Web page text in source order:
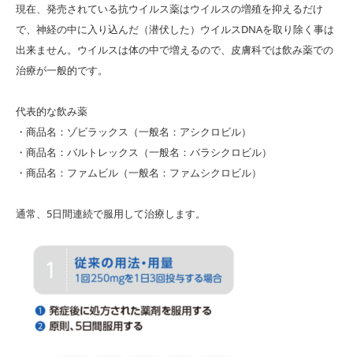
現在、発売されている抗ウイルス薬はウイルスの増殖を抑えるだけ
で、神経の中に入り込んだ（潜伏した）ウイルスDNAを取り除く事は
出来ません。ウイルスは体の中で増えるので、皮膚科では飲み薬での
治療が一般的です。
代表的な飲み薬
・商品名：ゾビラックス（一般名：アシクロビル）
・商品名：バルトレックス（一般名：バラシクロビル）
・商品名：ファムビル（一般名：ファムシクロビル）
通常、 5日間連続で服用して治療します。